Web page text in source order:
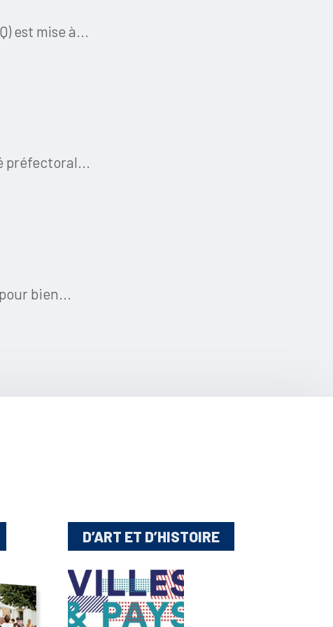
est mise à...
préfectoral...
bien...
D’ART ET D’HISTOIRE